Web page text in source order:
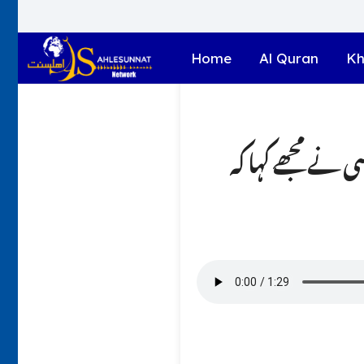
Home Al Quran
مجھے کہا کہ